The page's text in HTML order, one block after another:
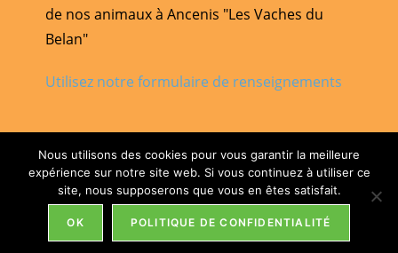
de nos animaux à Ancenis "Les Vaches du
Belan"
Utilisez notre formulaire de renseignements
Politique de confidentialité Mentions Légales
Copyright 2026 - Domaine de la croix Neuve - 6 La croix Neuve -
56130 Nivillac -Tél : 06 24 97 43 31
Nous utilisons des cookies pour vous garantir la meilleure
expérience sur notre site web. Si vous continuez à utiliser ce
site, nous supposerons que vous en êtes satisfait.
OK POLITIQUE DE CONFIDENTIALITÉ